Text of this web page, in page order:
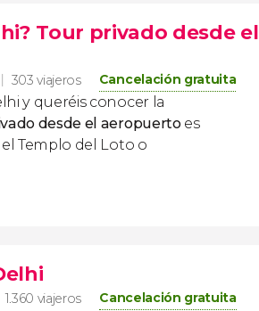
Tour privado desde el
303 viajeros Cancelación gratuita
y queréis conocer la
desde el aeropuertoes
el Templo del Loto o
1.360 viajeros Cancelación gratuita